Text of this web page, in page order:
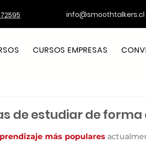
info@smoothtalkers.cl
CURSOS EMPRESAS
de estudiar de
más populares